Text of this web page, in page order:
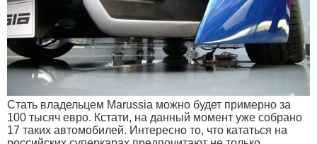
Стать владельцем Marussia можно будет примерно за
100 тысяч евро. Кстати, на данный момент уже собрано
17 таких автомобилей. Интересно то, что кататься на